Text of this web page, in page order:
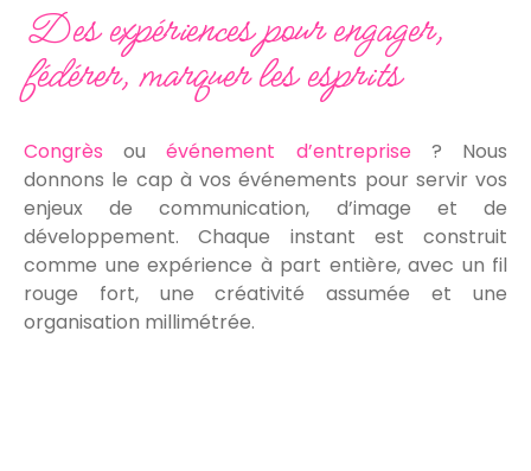
Des expériences pour engager,
fédérer, marquer les esprits
Congrès ouévénement d’entreprise? Nous
donnons le cap à vos événements pour servir vos
enjeux de communication, d’image et de
développement. Chaque instant est construit
comme une expérience à part entière, avec un fil
rouge fort, une créativité assumée et une
organisation millimétrée.